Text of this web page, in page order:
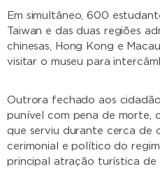
Em simultâneo, 600
Taiwan e das duas regiões
chinesas, Hong Kong e
visitar o museu para
Outrora fechado aos
punível com pena de morte,
que serviu durante cerca de
cerimonial e político do
principal atração turística de